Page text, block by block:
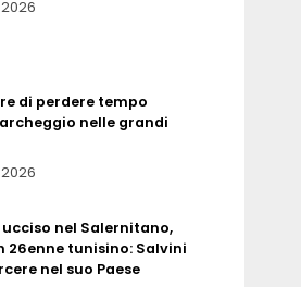
di perdere tempo
nelle grandi
nel Salernitano,
26enne tunisino: Salvini
nel suo Paese